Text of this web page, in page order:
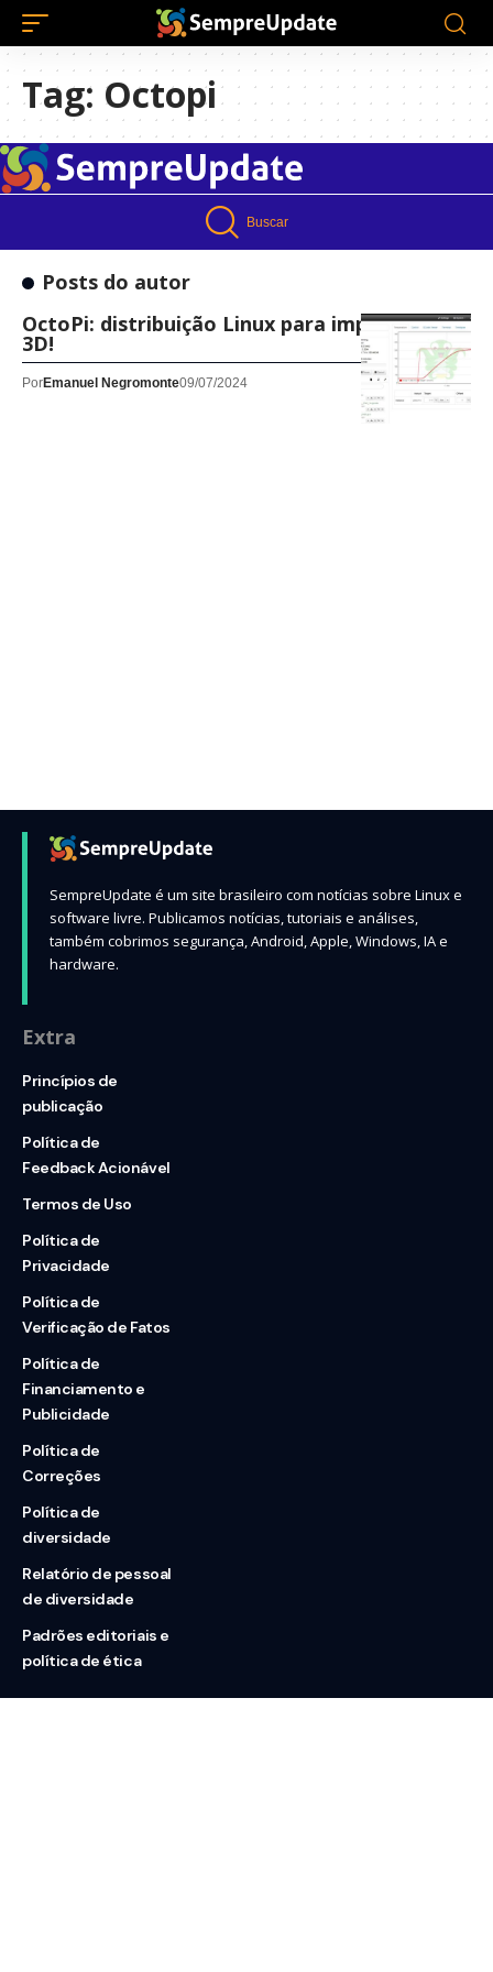
Tag: Octopi
Buscar
Posts do autor
OctoPi: distribuição Linux para impressora
3D!
PorEmanuel Negromonte09/07/2024
SempreUpdate é um site brasileiro com notícias sobre Linux e
software livre. Publicamos notícias, tutoriais e análises,
também cobrimos segurança, Android, Apple, Windows, IA e
hardware.
Extra
Princípios de
publicação
Política de
Feedback Acionável
Termos de Uso
Política de
Privacidade
Política de
Verificação de Fatos
Política de
Financiamento e
Publicidade
Política de
Correções
Política de
diversidade
Relatório de pessoal
de diversidade
Padrões editoriais e
política de ética